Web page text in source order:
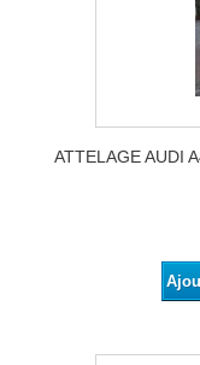
ATTELAGE AUDI